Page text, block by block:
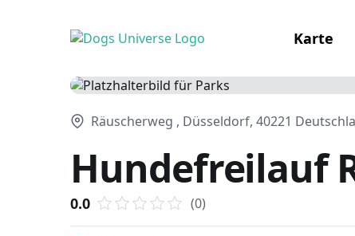
Karte
Räuscherweg , Düsseldorf, 40221
Hundefreilauf
0.0 (0)